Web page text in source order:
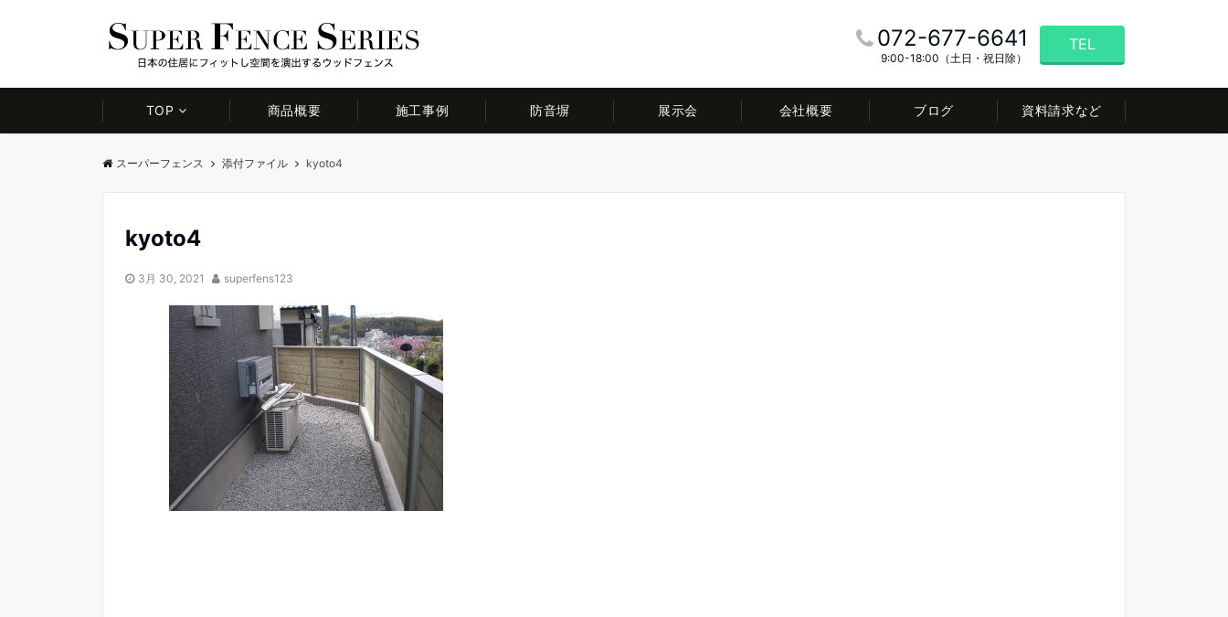
072-677-6641
9:00-18:00（土日・祝日除）
TEL
TOP 商品概要 施工事例 防音塀 展示会 会社概要 ブログ 資料請求など
スーパーフェンス 添付ファイル kyoto4
kyoto4
3月 30, 2021 superfens123